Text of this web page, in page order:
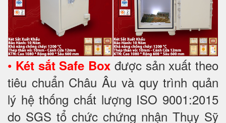
• Két sắt Safe Box được sản xuất theo
tiêu chuẩn Châu Âu và quy trình quản
lý hệ thống chất lượng ISO 9001:2015
do SGS tổ chức chứng nhận Thụy Sỹ